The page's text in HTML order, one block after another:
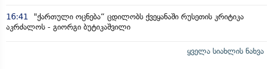
16:41
"ქართული ოცნება“ ცდილობს ქვეყანაში რუსეთის კრიტიკა
აკრძალოს - გიორგი ბუტიკაშვილი
ყველა სიახლის ნახვა